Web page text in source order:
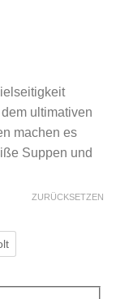
ultimativen
machen es
Suppen und
ZURÜCKSETZEN